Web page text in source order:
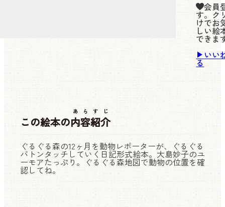
会員
す。ク
けでお
しい絵
できま
いい
る
この絵本の内容紹介
あらすじ
ぐるぐる森の12ヶ月を動物レポーターが、ぐるぐる
バトンタッチしていく日記形式絵本。大島妙子のユ
ーモアたっぷり。ぐるぐる森地図で動物の位置を確
認してね。